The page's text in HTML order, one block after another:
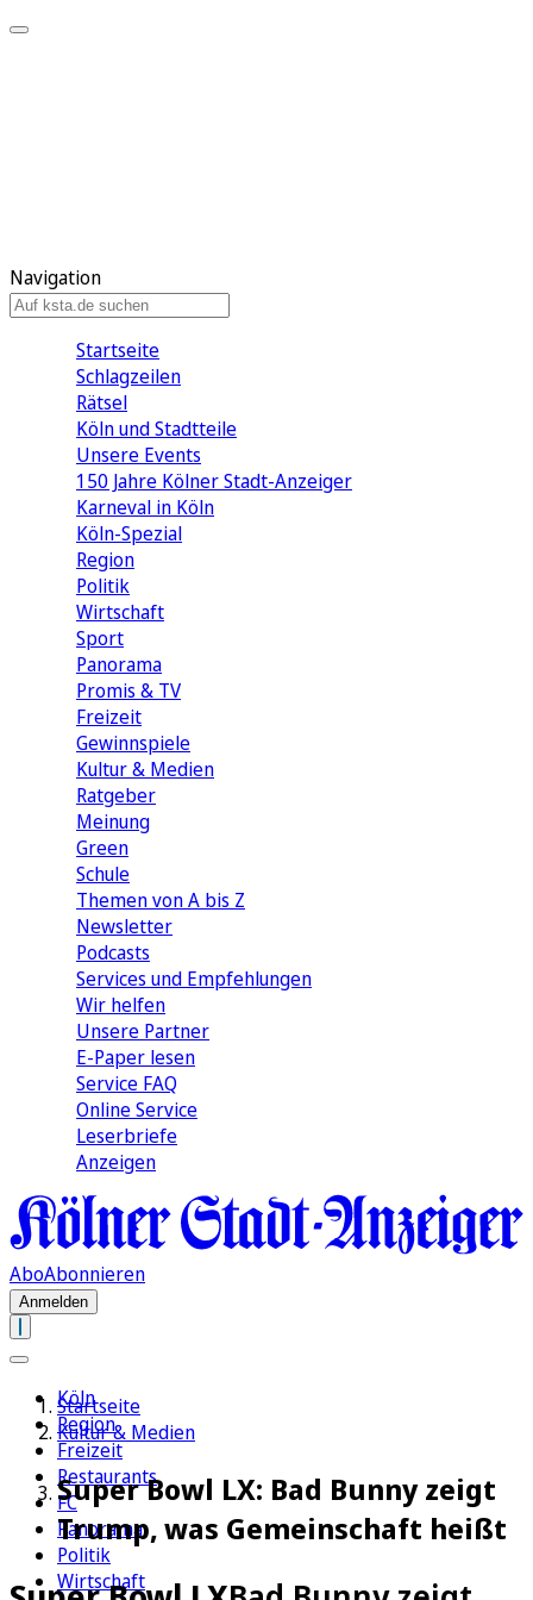
Navigation
Startseite
Schlagzeilen
Rätsel
Köln und Stadtteile
Unsere Events
150 Jahre Kölner Stadt-Anzeiger
Karneval in Köln
Köln-Spezial
Region
Politik
Wirtschaft
Sport
Panorama
Promis & TV
Freizeit
Gewinnspiele
Kultur & Medien
Ratgeber
Meinung
Green
Schule
Themen von A bis Z
Newsletter
Podcasts
Services und Empfehlungen
Wir helfen
Unsere Partner
E-Paper lesen
Service FAQ
Online Service
Leserbriefe
Anzeigen
AboAbonnieren
Anmelden
Köln
Region
Freizeit
Restaurants
FC
Panorama
Politik
Wirtschaft
Startseite
Kultur & Medien
Super Bowl LX: Bad Bunny zeigt
Trump, was Gemeinschaft heißt